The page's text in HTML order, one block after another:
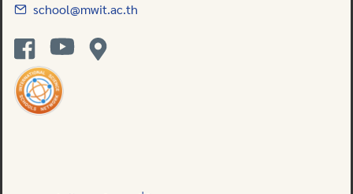
school@mwit.ac.th